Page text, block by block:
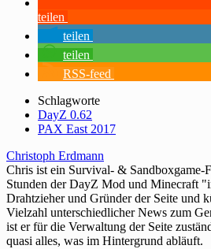
teilen
teilen
teilen
RSS-feed
Schlagworte
DayZ 0.62
PAX East 2017
Christoph Erdmann
Chris ist ein Survival- & Sandboxgame-
Stunden der DayZ Mod und Minecraft
Drahtzieher und Gründer der Seite und
Vielzahl unterschiedlicher News zum
ist er für die Verwaltung der Seite
quasi alles, was im Hintergrund abläuft.